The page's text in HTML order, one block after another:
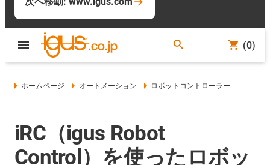
(0)
ホームページ オートメーション ロボットコントローラー
iRC（igus Robot
Control）を使ったロボッ